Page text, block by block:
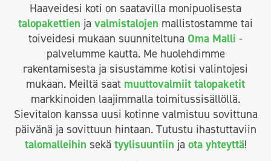
Haaveidesi koti on saatavilla monipuolisesta
talopakettien ja valmistalojen mallistostamme tai
toiveidesi mukaan suunniteltuna Oma Malli -
palvelumme kautta. Me huolehdimme
rakentamisesta ja sisustamme kotisi valintojesi
mukaan. Meiltä saat muuttovalmiit talopaketit
markkinoiden laajimmalla toimitussisällöllä.
Sievitalon kanssa uusi kotinne valmistuu sovittuna
päivänä ja sovittuun hintaan. Tutustu ihastuttaviin
talomalleihin sekä tyylisuuntiin ja ota yhteyttä!